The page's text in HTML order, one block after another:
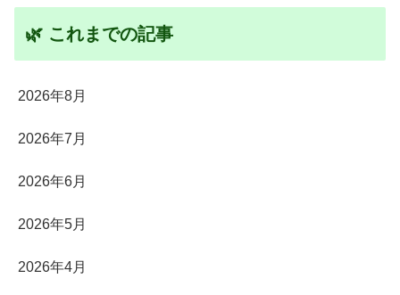
🌿 これまでの記事
2026年8月
2026年7月
2026年6月
2026年5月
2026年4月